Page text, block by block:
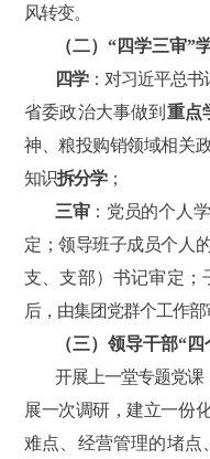
风转变。
（二） “四学三审”
四学：对习近平总书
省委政治大事做到 重点
神、粮投购销领域相关
知识拆分学；
三审：党员的个人
定；领导班子成员个人
支、支部）书记审定；
后，由集团党群个工作部
（三） 领导干部“四
开展上一堂专题党
展一次调研，建立一份
难点、经营管理的堵点